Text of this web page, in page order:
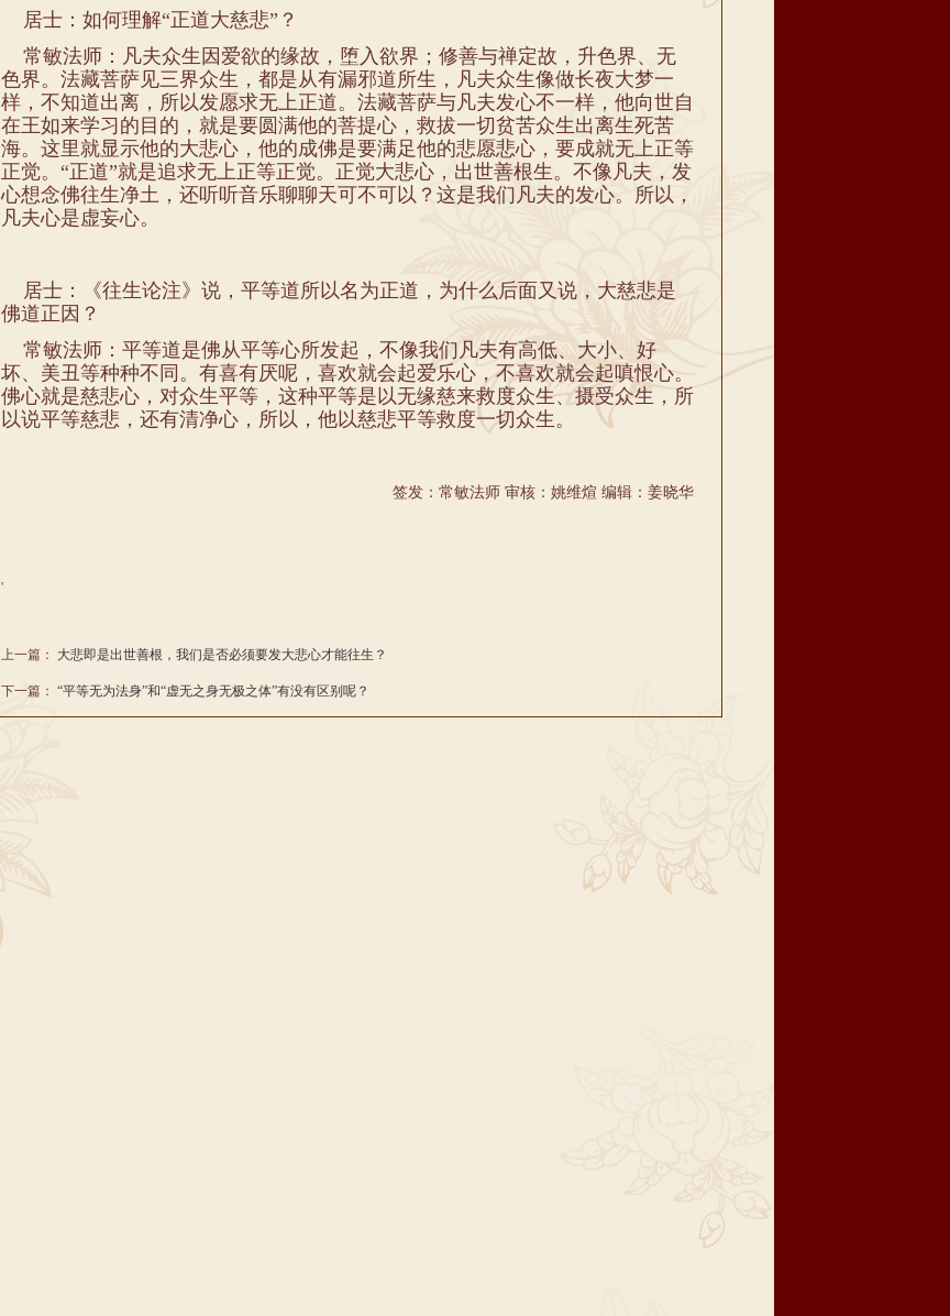
居士：如何理解“正道大慈悲”？
常敏法师：凡夫众生因爱欲的缘故，堕入欲界；修善与禅定故，升色界、无
色界。法藏菩萨见三界众生，都是从有漏邪道所生，凡夫众生像做长夜大梦一
样，不知道出离，所以发愿求无上正道。法藏菩萨与凡夫发心不一样，他向世自
在王如来学习的目的，就是要圆满他的菩提心，救拔一切贫苦众生出离生死苦
海。这里就显示他的大悲心，他的成佛是要满足他的悲愿悲心，要成就无上正等
正觉。“正道”就是追求无上正等正觉。正觉大悲心，出世善根生。不像凡夫，发
心想念佛往生净土，还听听音乐聊聊天可不可以？这是我们凡夫的发心。所以，
凡夫心是虚妄心。
居士：《往生论注》说，平等道所以名为正道，为什么后面又说，大慈悲是
佛道正因？
常敏法师：平等道是佛从平等心所发起，不像我们凡夫有高低、大小、好
坏、美丑等种种不同。有喜有厌呢，喜欢就会起爱乐心，不喜欢就会起嗔恨心。
佛心就是慈悲心，对众生平等，这种平等是以无缘慈来救度众生、摄受众生，所
以说平等慈悲，还有清净心，所以，他以慈悲平等救度一切众生。
签发：常敏法师 审核：姚维煊 编辑：姜晓华
'
上一篇： 大悲即是出世善根，我们是否必须要发大悲心才能往生？
下一篇： “平等无为法身”和“虚无之身无极之体”有没有区别呢？